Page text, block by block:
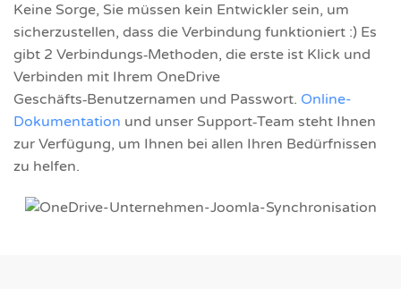
Keine Sorge, Sie müssen kein Entwickler sein, um
sicherzustellen, dass die Verbindung funktioniert :) Es
gibt 2 Verbindungs‑Methoden, die erste ist Klick und
Verbinden mit Ihrem OneDrive
Geschäfts‑Benutzernamen und Passwort. Online-
Dokumentation und unser Support‑Team steht Ihnen
zur Verfügung, um Ihnen bei allen Ihren Bedürfnissen
zu helfen.